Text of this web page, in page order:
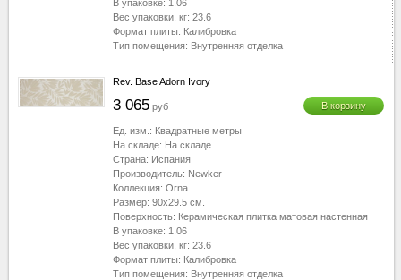
В упаковке: 1.06
Вес упаковки, кг: 23.6
Формат плиты: Калибровка
Тип помещения: Внутренняя отделка
Rev. Base Adorn Ivory
3 065 руб В корзину
Ед. изм.: Квадратные метры
На складе: На складе
Страна: Испания
Производитель: Newker
Коллекция: Orna
Размер: 90x29.5 см.
Поверхность: Керамическая плитка матовая настенная
В упаковке: 1.06
Вес упаковки, кг: 23.6
Формат плиты: Калибровка
Тип помещения: Внутренняя отделка